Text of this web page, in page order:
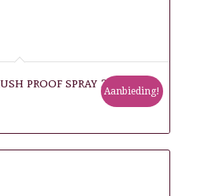
proof spray 37gAanbieding!